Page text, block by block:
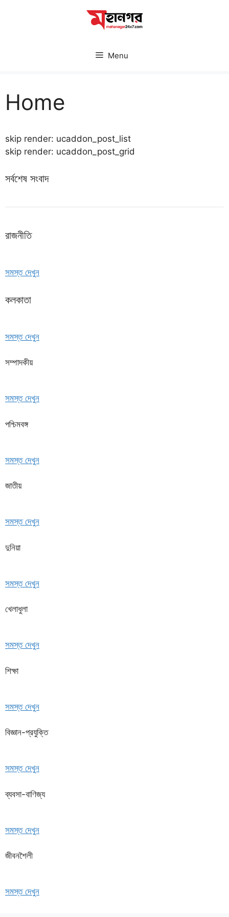
Menu
Home
skip render: ucaddon_post_list
skip render: ucaddon_post_grid
সর্বশেষ সংবাদ
রাজনীতি
সমস্ত দেখুন
কলকাতা
সমস্ত দেখুন
সম্পাদকীয়
সমস্ত দেখুন
পশ্চিমবঙ্গ
সমস্ত দেখুন
জাতীয়
সমস্ত দেখুন
দুনিয়া
সমস্ত দেখুন
খেলাধুলা
সমস্ত দেখুন
শিক্ষা
সমস্ত দেখুন
বিজ্ঞান-প্রযুক্তি
সমস্ত দেখুন
ব্যবসা-বাণিজ্য
সমস্ত দেখুন
জীবনশৈলী
সমস্ত দেখুন